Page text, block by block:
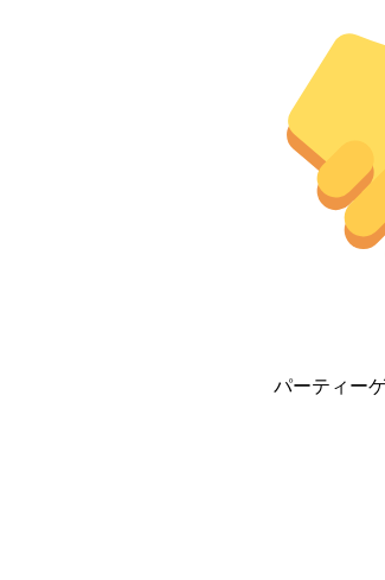
パーティー